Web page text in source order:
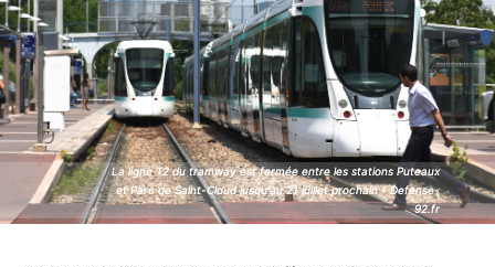
La ligne T2 du tramway est fermée entre les stations Puteaux
et Parc de Saint-Cloud jusqu'au 21 juillet prochain - Defense-
92.fr
La ligne T2 du tramway est fermée entre les stations Puteaux
et Parc de Saint-Cloud jusqu'au 21 juillet prochain - Defense-
92.fr